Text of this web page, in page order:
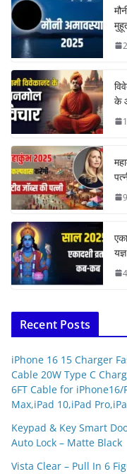
के
Recent Posts
iPhone 16 15 Charger
Cable 20W Type C
6FT Cable for
Max,iPad 10,iPad
Keypad & Key Smart
Auto Lock – Matte Black
Vista Clear – Pull In 6